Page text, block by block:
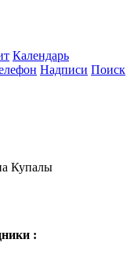
Календарь
Надписи Поиск
Купалы
: